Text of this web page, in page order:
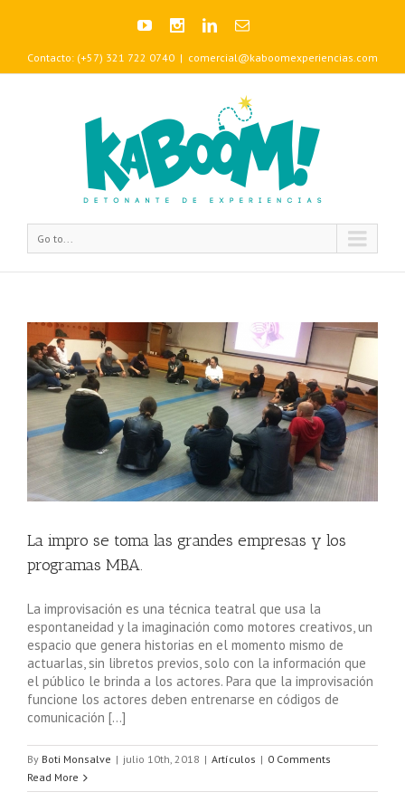
Contacto: (+57) 321 722 0740 | comercial@kaboomexperiencias.com
Go to...
La impro se toma las grandes empresas y los
programas MBA.
La improvisación es una técnica teatral que usa la
espontaneidad y la imaginación como motores creativos, un
espacio que genera historias en el momento mismo de
actuarlas, sin libretos previos, solo con la información que
el público le brinda a los actores. Para que la improvisación
funcione los actores deben entrenarse en códigos de
comunicación […]
By Boti Monsalve | julio 10th, 2018 | Artículos | 0 Comments
Read More